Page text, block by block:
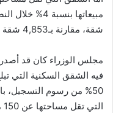
شقة، مقارنة بـ4,853 شقة خلال الفترة نفسها من عام 2025.
50% من رسوم التسجيل،
التي تقل مساحتها عن 150 مترا بنسبة 100% من رسوم التسجيل.